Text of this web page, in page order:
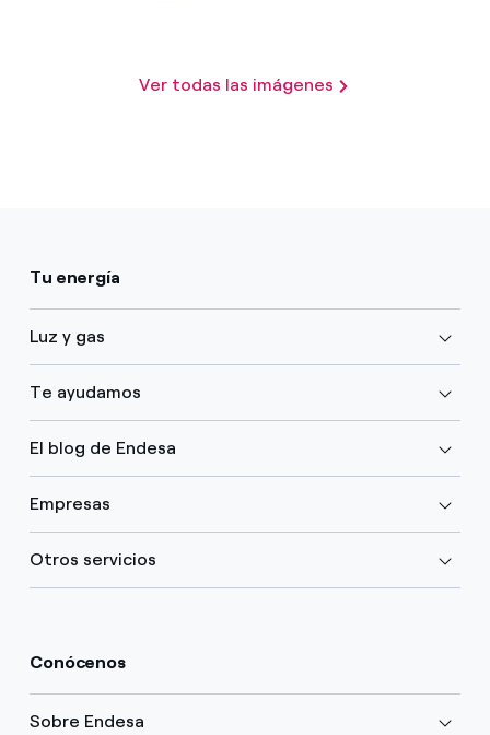
Ver todas las imágenes
Tu energía
Luz y gas
Te ayudamos
El blog de Endesa
Empresas
Otros servicios
Conócenos
Sobre Endesa